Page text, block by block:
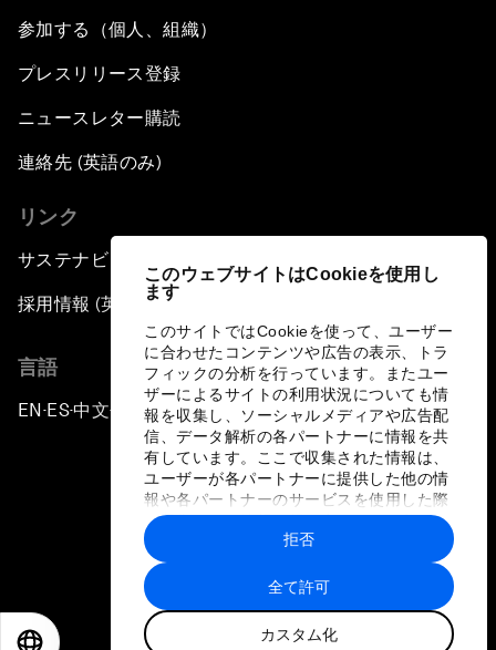
このウェブサイトはCookieを使用し
ます
このサイトではCookieを使って、ユーザー
に合わせたコンテンツや広告の表示、トラ
フィックの分析を行っています。またユー
ザーによるサイトの利用状況についても情
報を収集し、ソーシャルメディアや広告配
信、データ解析の各パートナーに情報を共
有しています。ここで収集された情報は、
ユーザーが各パートナーに提供した他の情
報や各パートナーのサービスを使用した際
に収集された情報と組み合わされ、各パー
トナーによって使用されることがありま
す。
全て許可
カスタム化
拒否
参加する（個人、組織）
プレスリリース登録
ニュースレター購読
連絡先 (英語のみ)
リンク
サステナビリティへの取り組み
採用情報 (英語のみ)
言語
EN ▪ES▪中文▪ 日本語
プライバシーポリシーと利用規約
サイトマップ
©
世界経済フォーラム